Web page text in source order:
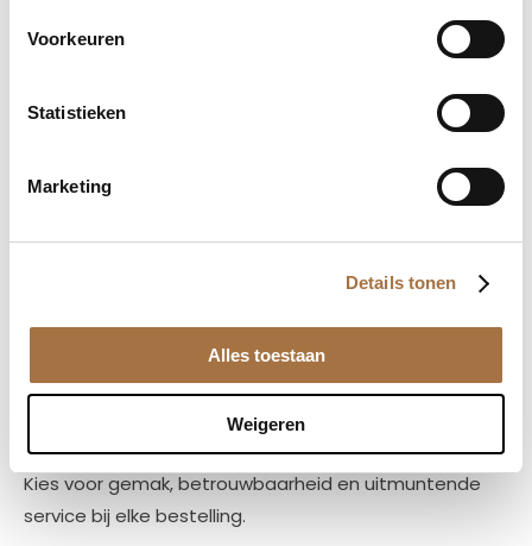
Voorkeuren
Statistieken
Marketing
Details tonen
Alles toestaan
Weigeren
van onze munten is geslagen uit fijn goud of zilver en
voorzien van een certificaat van echtheid. Met
gecontroleerde kwaliteit, wat je investering niet alleen
de perfecte keuze voor wie zoekt naar een
🚚Uitstekende klantenservice en snelle levering
Bij www.edelmetalenHB.nl staat jouw tevredenheid
centraal. Wij bieden een naadloze aankoopervaring
met veilige en snelle levering direct aan je deur. Ons
staat altijd klaar om je vragen te
beantwoorden en je te begeleiden bij je aankopen.
Kies voor gemak, betrouwbaarheid en uitmuntende
service bij elke bestelling.